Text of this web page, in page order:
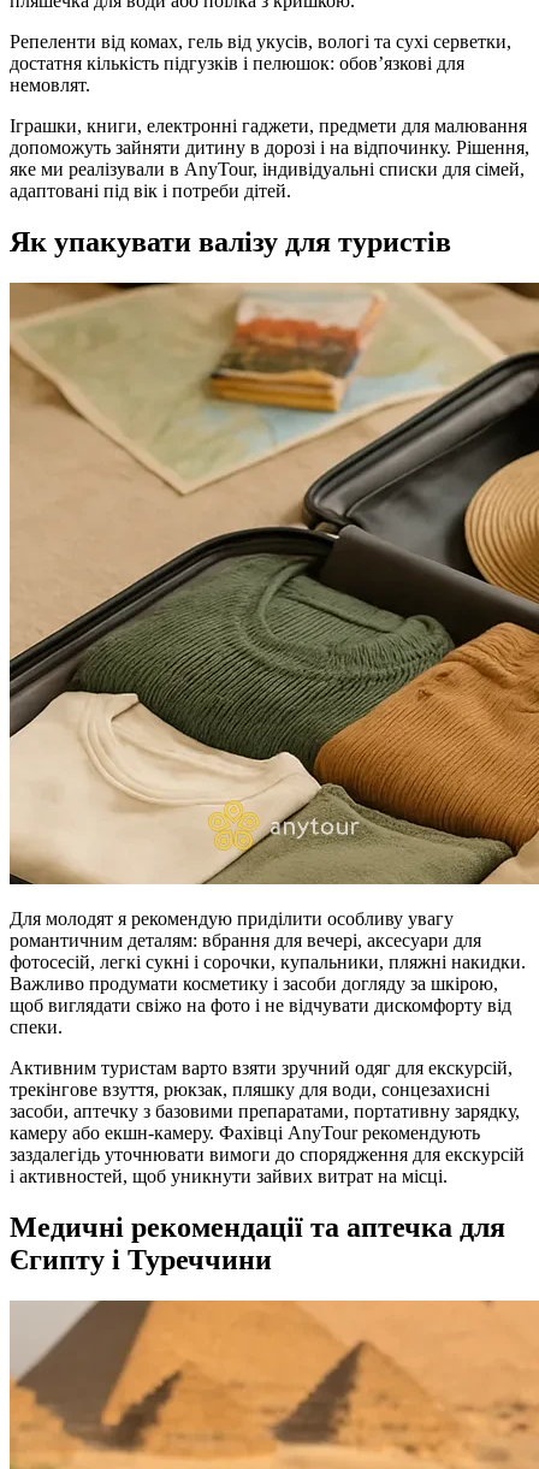
Репеленти від комах, гель від укусів, вологі та сухі серветки,
достатня кількість підгузків і пелюшок: обов’язкові для
немовлят.
Іграшки, книги, електронні гаджети, предмети для малювання
допоможуть зайняти дитину в дорозі і на відпочинку. Рішення,
яке ми реалізували в AnyTour, індивідуальні списки для сімей,
адаптовані під вік і потреби дітей.
Як упакувати валізу для туристів
Для молодят я рекомендую приділити особливу увагу
романтичним деталям: вбрання для вечері, аксесуари для
фотосесій, легкі сукні і сорочки, купальники, пляжні накидки.
Важливо продумати косметику і засоби догляду за шкірою,
щоб виглядати свіжо на фото і не відчувати дискомфорту від
спеки.
Активним туристам варто взяти зручний одяг для екскурсій,
трекінгове взуття, рюкзак, пляшку для води, сонцезахисні
засоби, аптечку з базовими препаратами, портативну зарядку,
камеру або екшн-камеру. Фахівці AnyTour рекомендують
заздалегідь уточнювати вимоги до спорядження для екскурсій
і активностей, щоб уникнути зайвих витрат на місці.
Медичні рекомендації та аптечка для
Єгипту і Туреччини